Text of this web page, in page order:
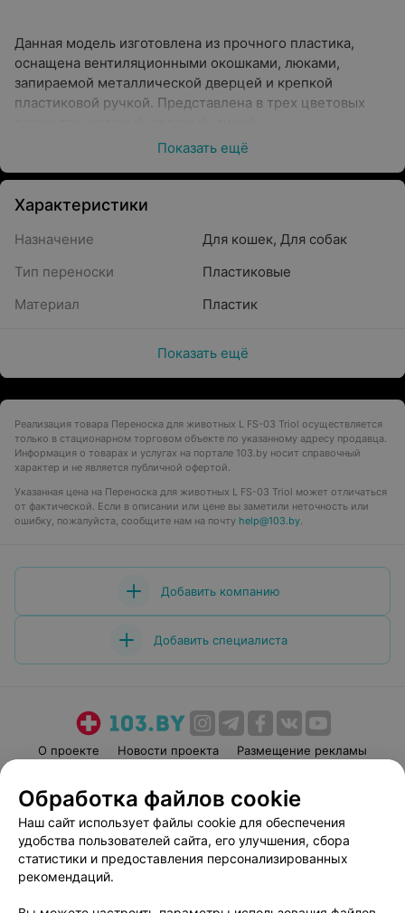
Данная модель изготовлена из прочного пластика,
оснащена вентиляционными окошками, люками,
запираемой металлической дверцей и крепкой
пластиковой ручкой. Представлена в трех цветовых
Показать ещё
Характеристики
Назначение Для кошек, Для собак
Тип переноски
Пластиковые
Материал
Пластик
Показать ещё
Реализация товара Переноска для животных L FS-03 Triol осуществляется
только в стационарном торговом объекте по указанному адресу продавца.
Информация о товарах и услугах на портале 103.by носит справочный
характер и не является публичной офертой.
Указанная цена на Переноска для животных L FS-03 Triol может отличаться
от фактической. Если в описании или цене вы заметили неточность или
ошибку, пожалуйста, сообщите нам на почту help@103.by.
Добавить компанию
Добавить специалиста
О проекте Новости проекта
Размещение рекламы
Пользовательское соглашение
Способы оплаты
Вакансии
Партнеры
Написать руководителю 103.by
Обработка файлов cookie
Наш сайт использует файлы cookie для обеспечения
удобства пользователей сайта, его улучшения, сбора
статистики и предоставления персонализированных
рекомендаций.